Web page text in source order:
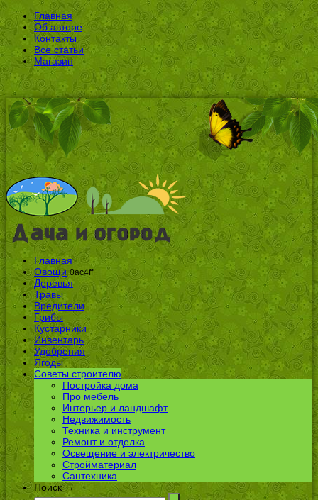
Главная
Об авторе
Контакты
Все статьи
Магазин
Главная
Овощи 0ac4ff
Деревья
Травы
Вредители
Грибы
Кустарники
Инвентарь
Удобрения
Ягоды
Советы строителю
Постройка дома
Про мебель
Интерьер и ландшафт
Недвижимость
Техника и инструмент
Ремонт и отделка
Освещение и электричество
Стройматериал
Сантехника
Поиск →